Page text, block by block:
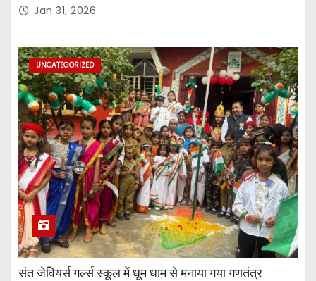
Jan 31, 2026
UNCATEGORIZED
संत जेवियर्स गर्ल्स स्कूल में धूम धाम से मनाया गया गणतंत्र